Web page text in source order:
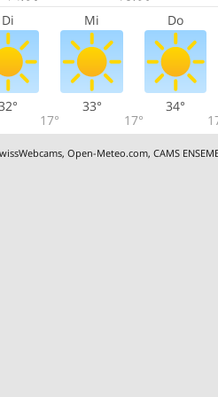
Di Mi Do
17°
33°
17°
34°
,Open-Meteo.com,CAMS